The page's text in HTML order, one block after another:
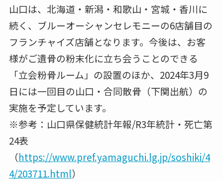
山口は、北海道・新潟・和歌山・宮城・香川に
続く、ブルーオーシャンセレモニーの6店舗目の
フランチャイズ店舗となります。今後は、お客
様がご遺骨の粉末化に立ち会うことのできる
「立会粉骨ルーム」の設置のほか、2024年3月9
日には一回目の山口・合同散骨（下関出航）の
実施を予定しています。
※参考：山口県保健統計年報/R3年統計・死亡第
24表
（https://www.pref.yamaguchi.lg.jp/soshiki/4
4/203711.html）